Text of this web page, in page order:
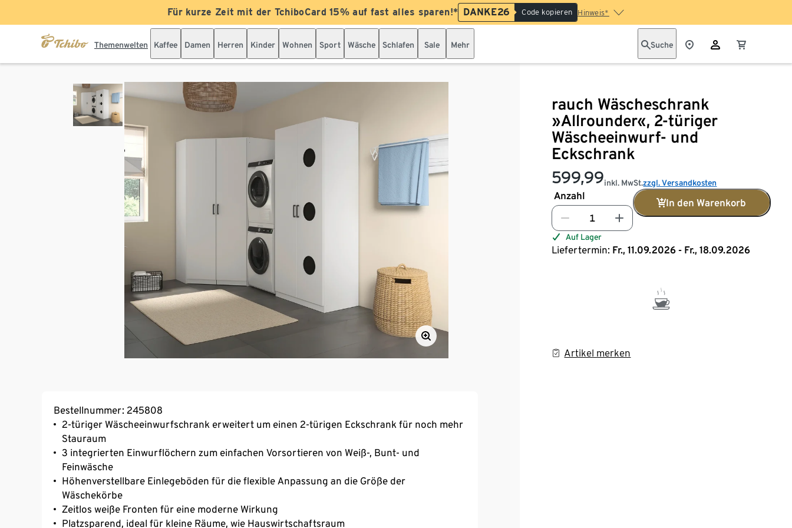
Für kurze Zeit mit der TchiboCard 15% auf fast alles sparen!* DANKE26 Code kopieren Hinweis*
Themenwelten Kaffee Damen Herren Kinder Wohnen Sport Wäsche Schlafen Sale Mehr Suche
rauch Wäscheschrank
»Allrounder«, 2-türiger
Wäscheeinwurf- und
Eckschrank
599,99inkl. MwSt.zzgl. Versandkosten
Anzahl
In den Warenkorb
Auf Lager
Liefertermin: Fr., 11.09.2026 - Fr., 18.09.2026
Artikel merken
Bestellnummer: 245808
2-türiger Wäscheeinwurfschrank erweitert um einen 2-türigen Eckschrank für noch mehr
Stauraum
3 integrierten Einwurflöchern zum einfachen Vorsortieren von Weiß-, Bunt- und
Feinwäsche
Höhenverstellbare Einlegeböden für die flexible Anpassung an die Größe der
Wäschekörbe
Zeitlos weiße Fronten für eine moderne Wirkung
Platzsparend, ideal für kleine Räume, wie Hauswirtschaftsraum